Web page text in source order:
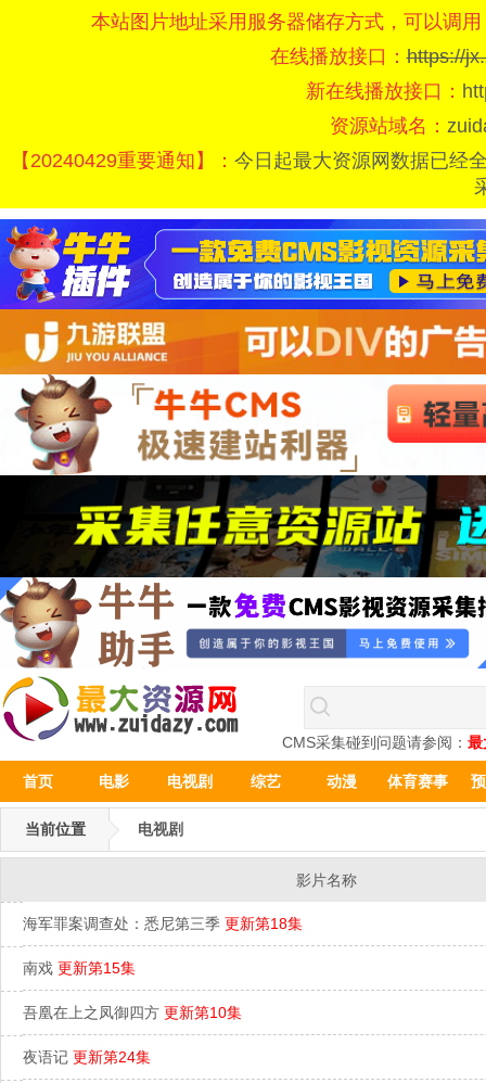
本站图片地址采用服务器储存方式，可以调
在线播放接口：https://
新在线播放接口：
资源站域名：
【20240429重要通知】： 今日起最大资源网数据已经
CMS采集碰到问题请参阅： 最
首页 电影 电视剧 综艺 动漫 体育赛事
当前位置 电视剧
影片名称
海军罪案调查处：悉尼第三季 更新第18集
南戏 更新第15集
吾凰在上之凤御四方 更新第10集
夜语记 更新第24集